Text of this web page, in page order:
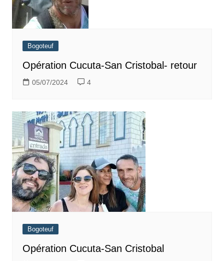
Bogoteuf
Opération Cucuta-San Cristobal- retour
05/07/2024 4
Bogoteuf
Opération Cucuta-San Cristobal